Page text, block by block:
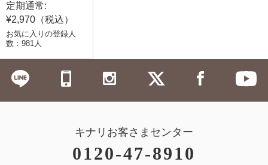
定期通常:
¥2,970（税込）
お気に入りの登録人
数：981人
キナリお客さまセンター
0120-47-8910